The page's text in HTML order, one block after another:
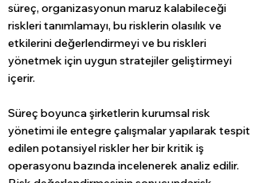
süreç, organizasyonun maruz kalabileceği
riskleri tanımlamayı, bu risklerin olasılık ve
etkilerini değerlendirmeyi ve bu riskleri
yönetmek için uygun stratejiler geliştirmeyi
içerir.
Süreç boyunca şirketlerin kurumsal risk
yönetimi ile entegre çalışmalar yapılarak tespit
edilen potansiyel riskler her bir kritik iş
operasyonu bazında incelenerek analiz edilir.